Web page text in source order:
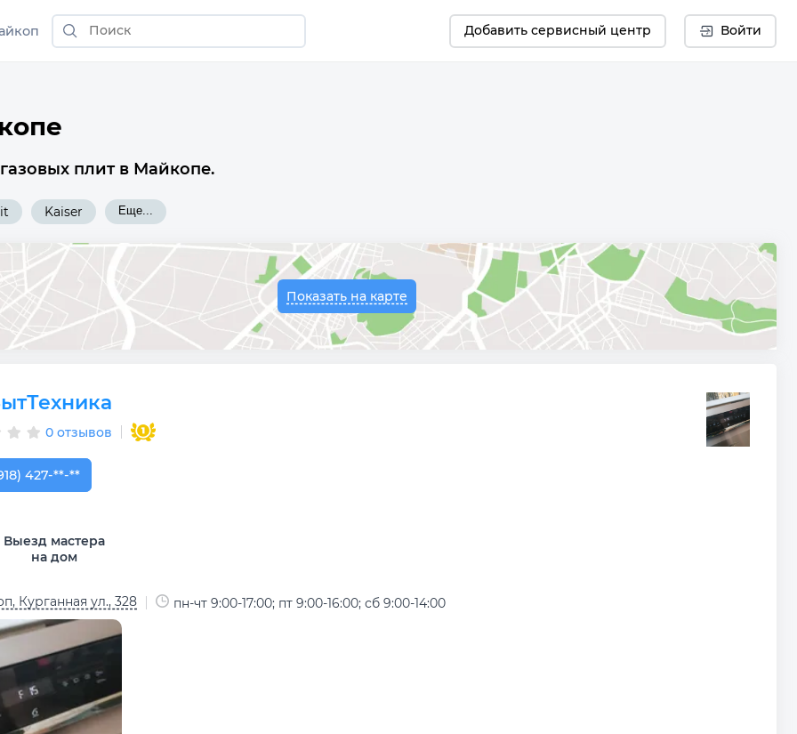
Добавить сервисный центр Войти
плит в Майкопе.
Kaiser Еще...
Показать на карте
0 отзывов
427-71-21
427-**-**
Выезд мастера
на дом
Курганная ул., 328 пн-чт 9:00-17:00; пт 9:00-16:00; сб 9:00-14:00